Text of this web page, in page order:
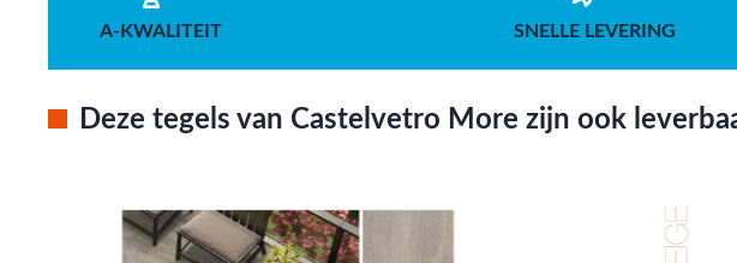
A-KWALITEIT SNELLE LEVERING
Deze tegels van Castelvetro More zijn ook